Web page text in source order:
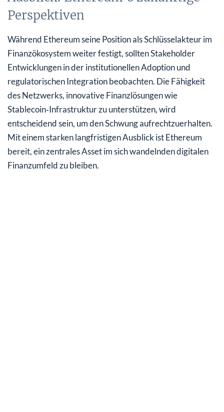
Perspektiven
Während Ethereum seine Position als Schlüsselakteur im
Finanzökosystem weiter festigt, sollten Stakeholder
Entwicklungen in der institutionellen Adoption und
regulatorischen Integration beobachten. Die Fähigkeit
des Netzwerks, innovative Finanzlösungen wie
Stablecoin‑Infrastruktur zu unterstützen, wird
entscheidend sein, um den Schwung aufrechtzuerhalten.
Mit einem starken langfristigen Ausblick ist Ethereum
bereit, ein zentrales Asset im sich wandelnden digitalen
Finanzumfeld zu bleiben.